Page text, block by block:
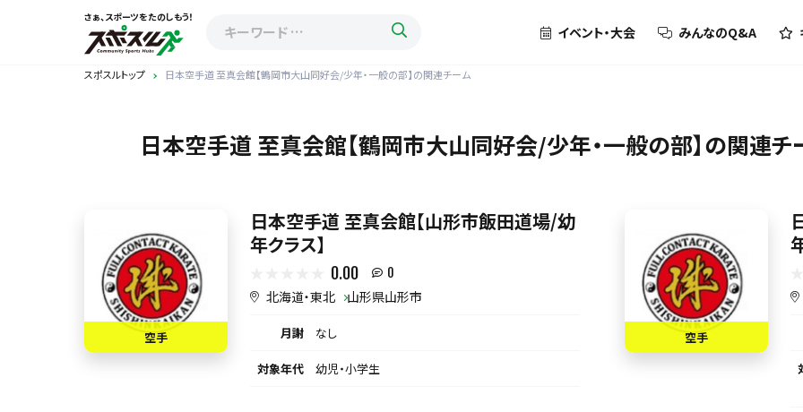
さぁ、スポーツをたのしもう！
イベント・大会 みんなのQ&A
スポスルトップ 日本空手道 至真会館【鶴岡市大山同好会/少年・一般の部】の関連チーム
日本空手道 至真会館【鶴岡市大山同好会/少年・一般の部】の関連チ
空手
日本空手道 至真会館【山形市飯田道場/幼
年クラス】
0.00 0
北海道・東北 山形県山形市
月謝 なし
対象年代 幼児・小学生
空手